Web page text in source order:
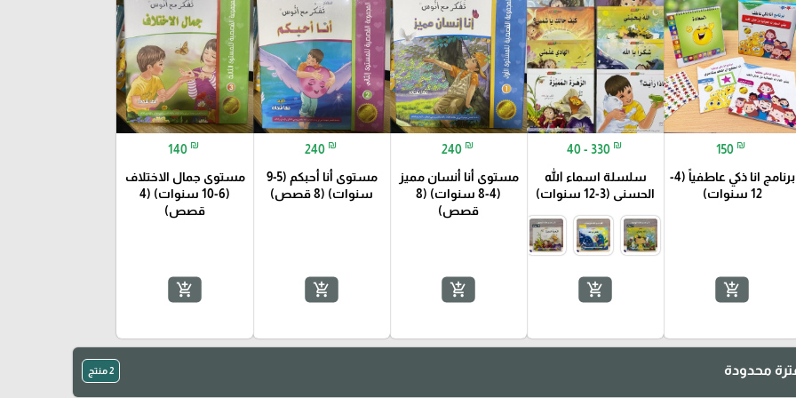
150 ₪
برنامج انا ذكي عاطفياً (4-
12 سنوات)
add_shopping_cart
40 - 330 ₪
سلسلة اسماء الله
الحسنى (3-12 سنوات)
add_shopping_cart
240 ₪
مستوى أنا أنسان مميز
(4-8 سنوات) (8
قصص)
add_shopping_cart
240 ₪
مستوى أنا أحبكم (5-9
سنوات) (8 قصص)
add_shopping_cart
140 ₪
مستوى جمال الاختلاف
(6-10 سنوات) (4
قصص)
add_shopping_cart
محدودة 2 منتج